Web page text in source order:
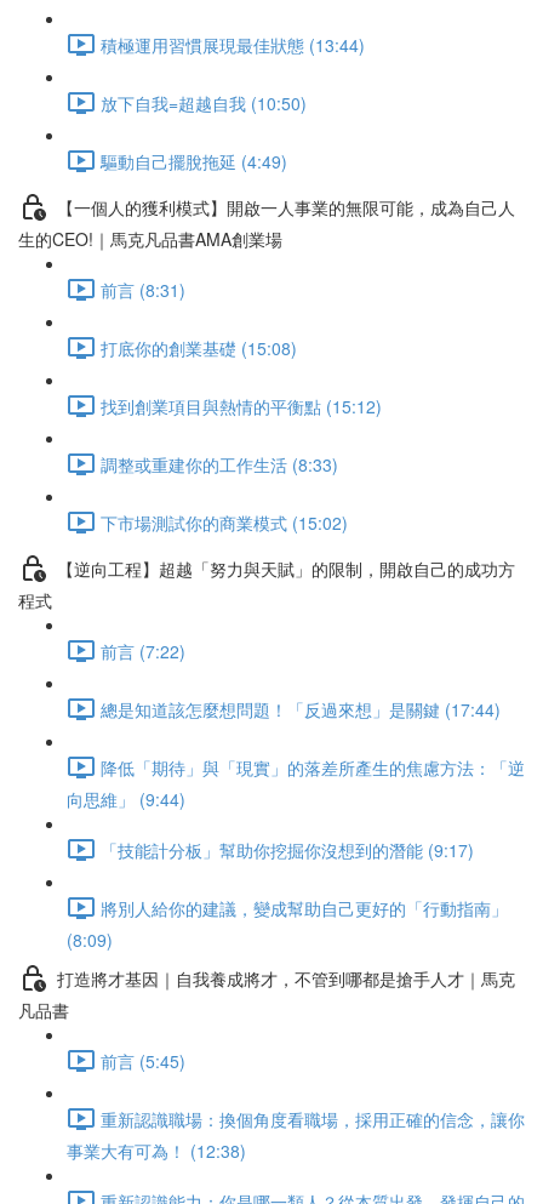
積極運用習慣展現最佳狀態 (13:44)
放下自我=超越自我 (10:50)
驅動自己擺脫拖延 (4:49)
【一個人的獲利模式】開啟一人事業的無限可能，成為自己人
生的CEO!｜馬克凡品書AMA創業場
前言 (8:31)
打底你的創業基礎 (15:08)
找到創業項目與熱情的平衡點 (15:12)
調整或重建你的工作生活 (8:33)
下市場測試你的商業模式 (15:02)
【逆向工程】超越「努力與天賦」的限制，開啟自己的成功方
程式
前言 (7:22)
總是知道該怎麼想問題！「反過來想」是關鍵 (17:44)
降低「期待」與「現實」的落差所產生的焦慮方法：「逆
向思維」 (9:44)
「技能計分板」幫助你挖掘你沒想到的潛能 (9:17)
將別人給你的建議，變成幫助自己更好的「行動指南」
(8:09)
打造將才基因｜自我養成將才，不管到哪都是搶手人才｜馬克
凡品書
前言 (5:45)
重新認識職場：換個角度看職場，採用正確的信念，讓你
事業大有可為！ (12:38)